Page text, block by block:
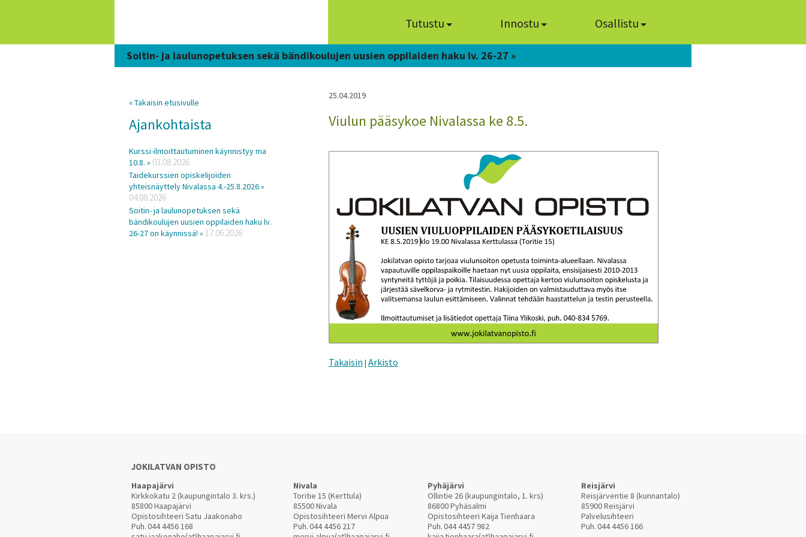
Tutustu Innostu Osallistu
Soitin- ja laulunopetuksen sekä bändikoulujen uusien oppilaiden haku lv. 26-27 »
25.04.2019
Viulun pääsykoe Nivalassa ke 8.5.
Takaisin | Arkisto
« Takaisin etusivulle
Ajankohtaista
Kurssi-ilmoittautuminen käynnistyy ma
10.8. » 03.08.2026
Taidekurssien opiskelijoiden
yhteisnäyttely Nivalassa 4.-25.8.2026 »
04.08.2026
Soitin- ja laulunopetuksen sekä
bändikoulujen uusien oppilaiden haku lv.
26-27 on käynnissä! » 17.06.2026
JOKILATVAN OPISTO
Haapajärvi
Kirkkokatu 2 (kaupungintalo 3. krs.)
85800 Haapajärvi
Opistosihteeri Satu Jaakonaho
Puh.044 4456 168
Nivala
Toritie 15 (Kerttula)
85500 Nivala
Opistosihteeri Mervi Alpua
Puh.044 4456 217
Pyhäjärvi
Ollintie 26 (kaupungintalo, 1. krs)
86800 Pyhäsalmi
Opistosihteeri Kaija Tienhaara
Puh.044 4457 982
Reisjärvi
Reisjärventie 8 (kunnantalo)
85900 Reisjärvi
Palvelusihteeri
Puh.044 4456 166